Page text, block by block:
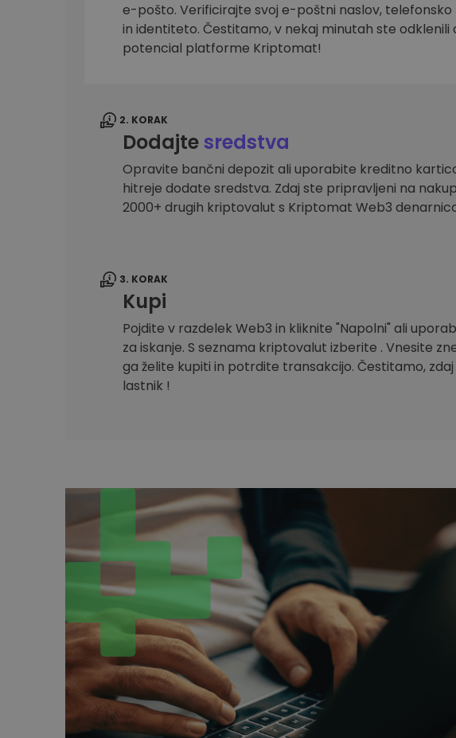
Raziskovalec naložb
Najdi svojo kripto strategijo
e-pošto. Verificirajte svoj e-poštni naslov, telefonsko
in identiteto. Čestitamo, v nekaj minutah ste odklenili
potencial platforme Kriptomat!
2. KORAK
Dodajtesredstva
Opravite bančni depozit ali uporabite kreditno
hitreje dodate sredstva. Zdaj ste pripravljeni na
2000+ drugih kriptovalut s Kriptomat Web3
3. KORAK
Kupi
Pojdite v razdelek Web3 in kliknite "Napolni" ali
za iskanje. S seznama kriptovalut izberite . Vnesite
ga želite kupiti in potrdite transakcijo. Čestitamo,
lastnik !